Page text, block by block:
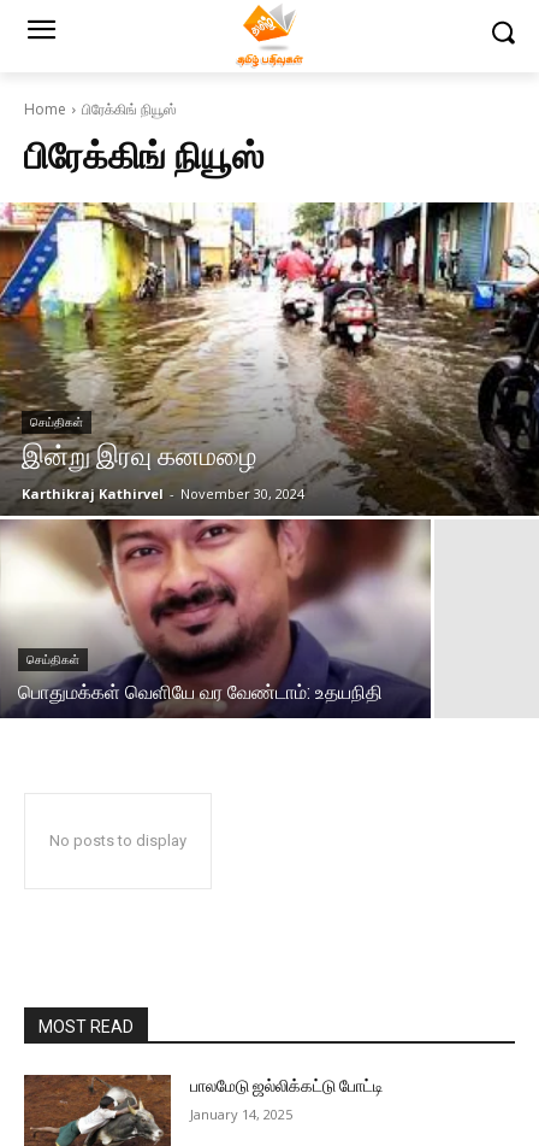
Home பிரேக்கிங் நியூஸ்
பிரேக்கிங் நியூஸ்
செய்திகள்
இன்று இரவு கனமழை
Karthikraj Kathirvel - November 30, 2024
செய்திகள்
பொதுமக்கள் வெளியே வர வேண்டாம்: உதயநிதி
No posts to display
MOST READ
பாலமேடு ஜல்லிக்கட்டு போட்டி
January 14, 2025